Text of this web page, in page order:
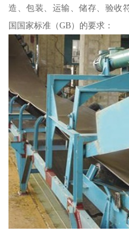
造、包装、运输、储存、验收
国国家标准（GB）的要求：